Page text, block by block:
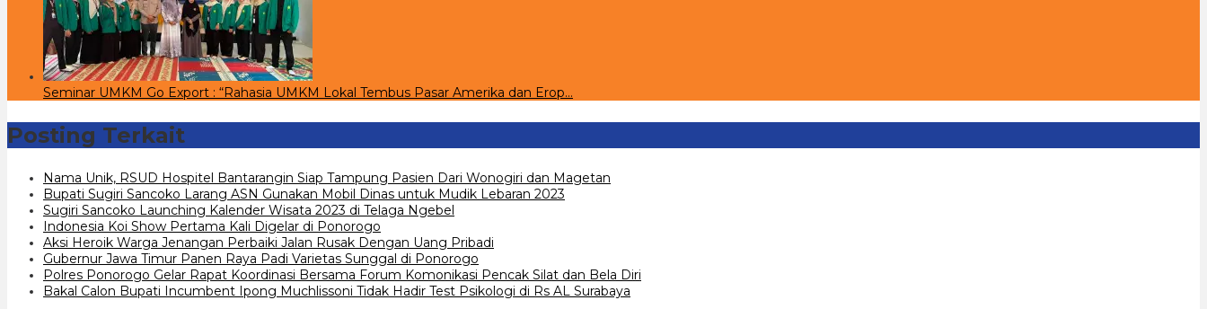
Seminar UMKM Go Export : “Rahasia UMKM Lokal Tembus Pasar Amerika dan Erop…
Posting Terkait
Nama Unik, RSUD Hospitel Bantarangin Siap Tampung Pasien Dari Wonogiri dan Magetan
Bupati Sugiri Sancoko Larang ASN Gunakan Mobil Dinas untuk Mudik Lebaran 2023
Sugiri Sancoko Launching Kalender Wisata 2023 di Telaga Ngebel
Indonesia Koi Show Pertama Kali Digelar di Ponorogo
Aksi Heroik Warga Jenangan Perbaiki Jalan Rusak Dengan Uang Pribadi
Gubernur Jawa Timur Panen Raya Padi Varietas Sunggal di Ponorogo
Polres Ponorogo Gelar Rapat Koordinasi Bersama Forum Komonikasi Pencak Silat dan Bela Diri
Bakal Calon Bupati Incumbent Ipong Muchlissoni Tidak Hadir Test Psikologi di Rs AL Surabaya